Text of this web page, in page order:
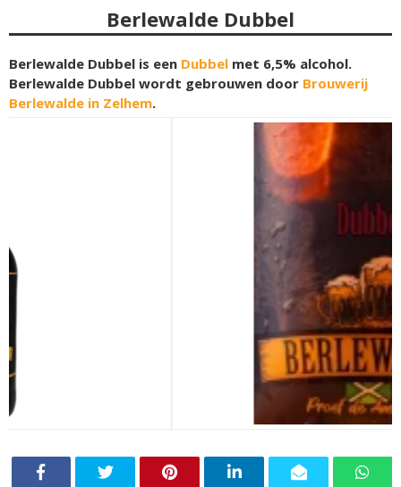
Berlewalde Dubbel
Berlewalde Dubbel is een Dubbel met 6,5% alcohol.
Berlewalde Dubbel wordt gebrouwen door Brouwerij
Berlewalde in Zelhem.